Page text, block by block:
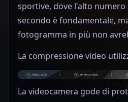
sportive, dove l'alto
secondo è fondamentale,
fotogramma in più non
La compressione video
La videocamera gode di